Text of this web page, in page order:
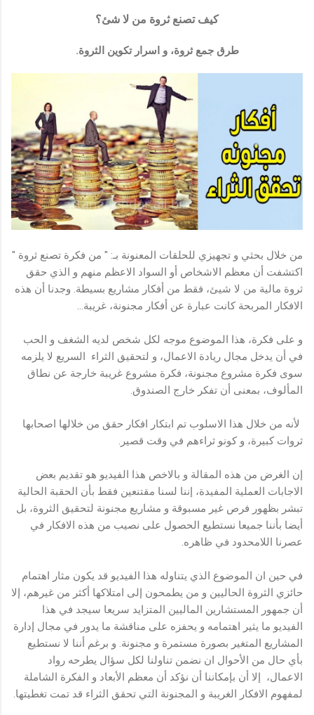
كيف تصنع ثروة من لا شئ؟
طرق جمع ثروة، و اسرار تكوين الثروة.
من خلال بحثي و تجهيزي للحلقات المعنونة بـ: " من فكرة تصنع ثروة "
اكتشفت أن معظم الاشخاص أو السواد الاعظم منهم و الذي حقق
ثروة مالية من لا شيئ، فقط من أفكار مشاريع بسيطة. وجدنا أن هذه
الافكار المربحة كانت عبارة عن أفكار مجنونة، غريبة...
و على فكرة، هذا الموضوع موجه لكل شخص لديه الشغف و الحب
في أن يدخل مجال ريادة الاعمال، و لتحقيق الثراء السريع لا يلزمه
سوى فكرة مشروع مجنونة، فكرة مشروع غريبة خارجة عن نطاق
المألوف، بمعنى أن تفكر خارج الصندوق.
لأنه من خلال هذا الاسلوب تم ابتكار افكار حقق من خلالها اصحابها
ثروات كبيرة، و كونو ثراءهم في وقت قصير.
إن الغرض من هذه المقالة و بالاخص هذا الفيديو هو تقديم بعض
الاجابات العملية المفيدة، إننا لسنا مقتنعين فقط بأن الحقبة الحالية
تبشر بظهور فرص غير مسبوقة و مشاريع مجنونة لتحقيق الثروة، بل
أيضا بأننا جميعا نستطيع الحصول على نصيب من هذه الافكار في
عصرنا اللامحدود في ظاهره.
في حين ان الموضوع الذي يتناوله هذا الفيديو قد يكون مثار اهتمام
حائزي الثروة الحاليين و من يطمحون إلى امتلاكها أكثر من غيرهم، إلا
أن جمهور المستشارين الماليين المتزايد سريعا سيجد في هذا
الفيديو ما يثير اهتمامه و يحفزه على مناقشة ما يدور في مجال إدارة
المشاريع المتغير بصورة مستمرة و مجنونة. و برغم أننا لا نستطيع
بأي حال من الأحوال ان نضمن تناولنا لكل سؤال يطرحه رواد
الاعمال، إلا أن بإمكاننا أن نؤكد أن معظم الأبعاد و الفكرة الشاملة
لمفهوم الافكار الغريبة و المجنونة التي تحقق الثراء قد تمت تغطيتها.